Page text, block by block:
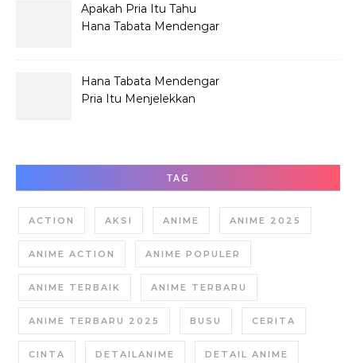
Apakah Pria Itu Tahu
Hana Tabata Mendengar
Hana Tabata Mendengar
Pria Itu Menjelekkan
TAG
ACTION AKSI ANIME ANIME 2025
ANIME ACTION ANIME POPULER
ANIME TERBAIK ANIME TERBARU
ANIME TERBARU 2025 BUSU CERITA
CINTA DETAILANIME DETAIL ANIME